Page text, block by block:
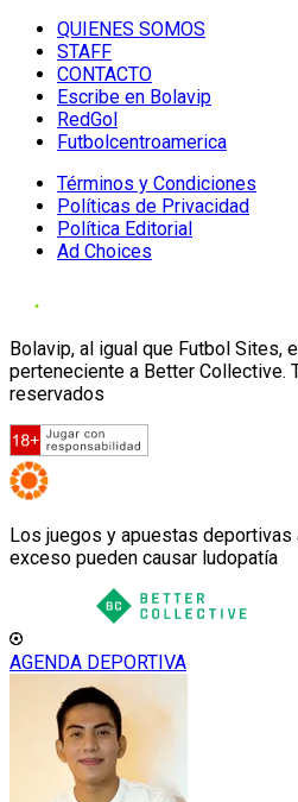
QUIENES SOMOS
STAFF
CONTACTO
Escribe en Bolavip
RedGol
Futbolcentroamerica
Términos y Condiciones
Políticas de Privacidad
Política Editorial
Ad Choices
Bolavip, al igual que Futbol Sites,
perteneciente a Better Collective.
reservados
Los juegos y apuestas
exceso pueden causar ludopatía
AGENDA DEPORTIVA